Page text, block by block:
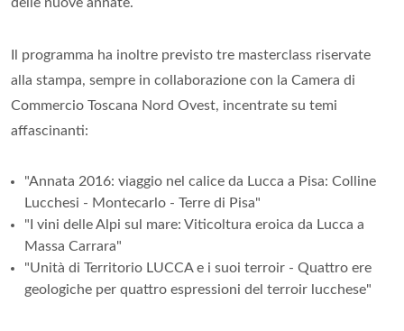
Il programma ha inoltre previsto tre masterclass riservate
alla stampa, sempre in collaborazione con la Camera di
Commercio Toscana Nord Ovest, incentrate su temi
affascinanti:
"Annata 2016: viaggio nel calice da Lucca a Pisa: Colline
Lucchesi - Montecarlo - Terre di Pisa"
"I vini delle Alpi sul mare: Viticoltura eroica da Lucca a
Massa Carrara"
"Unità di Territorio LUCCA e i suoi terroir - Quattro ere
geologiche per quattro espressioni del terroir lucchese"